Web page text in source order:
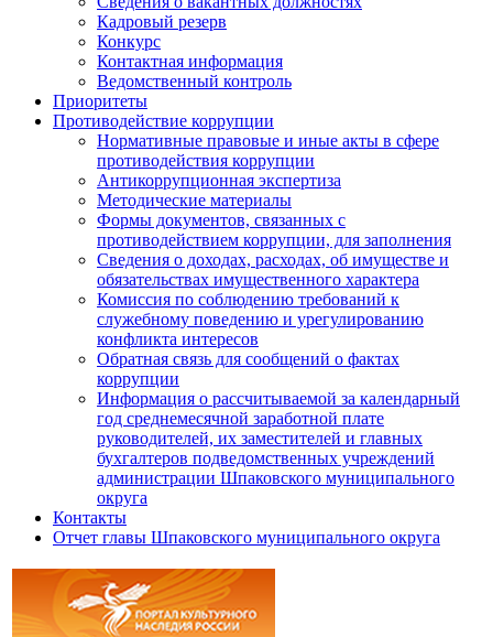
Кадровый резерв
Конкурс
Контактная информация
Ведомственный контроль
Приоритеты
Противодействие коррупции
Нормативные правовые и иные акты в сфере
противодействия коррупции
Антикоррупционная экспертиза
Методические материалы
Формы документов, связанных с
противодействием коррупции, для заполнения
Сведения о доходах, расходах, об имуществе и
обязательствах имущественного характера
Комиссия по соблюдению требований к
служебному поведению и урегулированию
конфликта интересов
Обратная связь для сообщений о фактах
коррупции
Информация о рассчитываемой за календарный
год среднемесячной заработной плате
руководителей, их заместителей и главных
бухгалтеров подведомственных учреждений
администрации Шпаковского муниципального
округа
Контакты
Отчет главы Шпаковского муниципального округа